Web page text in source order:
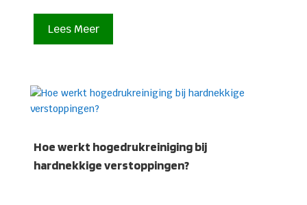
Lees Meer
Hoe werkt hogedrukreiniging bij
hardnekkige verstoppingen?